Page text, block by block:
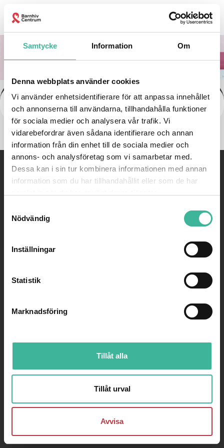
Samtycke Information Om
Denna webbplats använder cookies
Vi använder enhetsidentifierare för att anpassa innehållet
och annonserna till användarna, tillhandahålla funktioner
för sociala medier och analysera vår trafik. Vi
vidarebefordrar även sådana identifierare och annan
information från din enhet till de sociala medier och
annons- och analysföretag som vi samarbetar med.
Dessa kan i sin tur kombinera informationen med annan
information som du har tillhandahållit eller som de har
Nödvändig
Inställningar
Statistik
Marknadsföring
Tillåt alla
Tillåt urval
Avvisa
Kontakta oss
Nina
08-585 814 77 |Email:
WEBBYRÅ: PIGMENT AB